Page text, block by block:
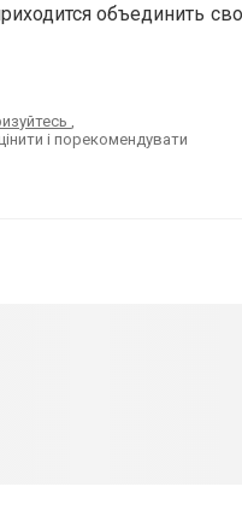
объединить
і порекомендувати